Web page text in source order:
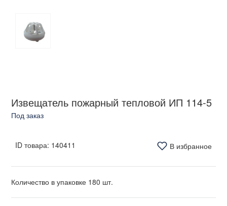
Извещатель пожарный тепловой ИП 114-5
Под заказ
ID товара: 140411 В избранное
Количество в упаковке 180 шт.